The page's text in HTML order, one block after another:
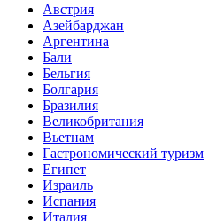
Австрия
Азейбарджан
Аргентина
Бали
Бельгия
Болгария
Бразилия
Великобритания
Вьетнам
Гастрономический туризм
Египет
Израиль
Испания
Италия